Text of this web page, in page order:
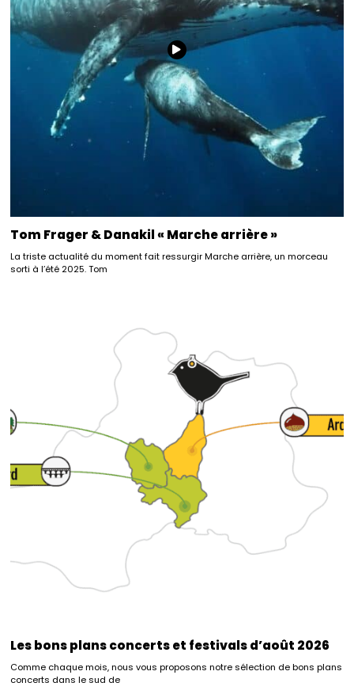
Tom Frager & Danakil « Marche arrière »
La triste actualité du moment fait ressurgir Marche arrière, un morceau
sorti à l’été 2025. Tom
Les bons plans concerts et festivals d’août 2026
Comme chaque mois, nous vous proposons notre sélection de bons plans
concerts dans le sud de